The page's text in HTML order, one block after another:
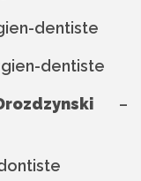
dentiste
dentiste
–